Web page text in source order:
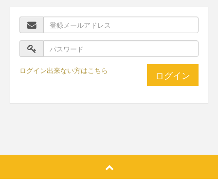
ログイン
ログイン出来ない方はこちら